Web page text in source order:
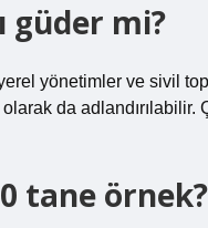
güder mi?
yönetimler ve sivil
da adlandırılabilir.
tane örnek?